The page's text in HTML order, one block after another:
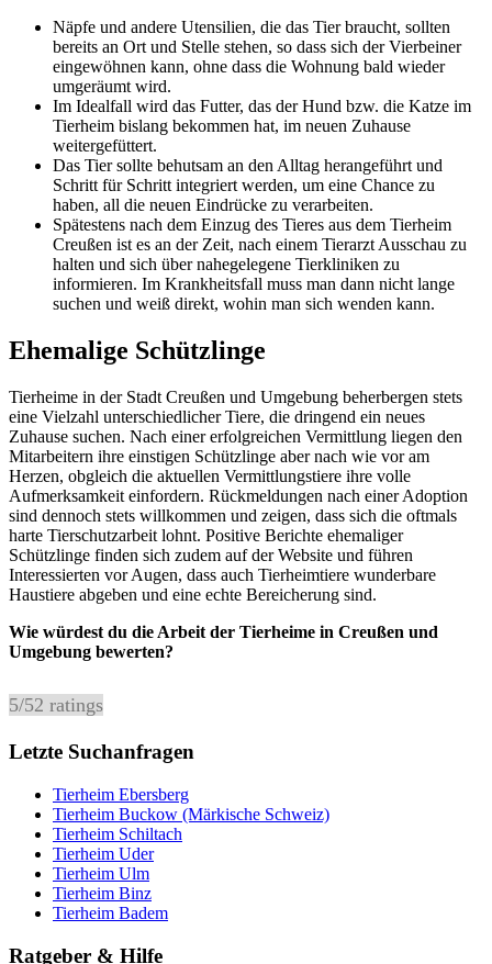
Näpfe und andere Utensilien, die das Tier braucht, sollten
bereits an Ort und Stelle stehen, so dass sich der Vierbeiner
eingewöhnen kann, ohne dass die Wohnung bald wieder
umgeräumt wird.
Im Idealfall wird das Futter, das der Hund bzw. die Katze im
Tierheim bislang bekommen hat, im neuen Zuhause
weitergefüttert.
Das Tier sollte behutsam an den Alltag herangeführt und
Schritt für Schritt integriert werden, um eine Chance zu
haben, all die neuen Eindrücke zu verarbeiten.
Spätestens nach dem Einzug des Tieres aus dem Tierheim
Creußen ist es an der Zeit, nach einem Tierarzt Ausschau zu
halten und sich über nahegelegene Tierkliniken zu
informieren. Im Krankheitsfall muss man dann nicht lange
suchen und weiß direkt, wohin man sich wenden kann.
Ehemalige Schützlinge
Tierheime in der Stadt Creußen und Umgebung beherbergen stets
eine Vielzahl unterschiedlicher Tiere, die dringend ein neues
Zuhause suchen. Nach einer erfolgreichen Vermittlung liegen den
Mitarbeitern ihre einstigen Schützlinge aber nach wie vor am
Herzen, obgleich die aktuellen Vermittlungstiere ihre volle
Aufmerksamkeit einfordern. Rückmeldungen nach einer Adoption
sind dennoch stets willkommen und zeigen, dass sich die oftmals
harte Tierschutzarbeit lohnt. Positive Berichte ehemaliger
Schützlinge finden sich zudem auf der Website und führen
Interessierten vor Augen, dass auch Tierheimtiere wunderbare
Haustiere abgeben und eine echte Bereicherung sind.
Wie würdest du die Arbeit der Tierheime in Creußen und
Umgebung bewerten?
5/52 ratings
Letzte Suchanfragen
Tierheim Ebersberg
Tierheim Buckow (Märkische Schweiz)
Tierheim Schiltach
Tierheim Uder
Tierheim Ulm
Tierheim Binz
Tierheim Badem
Ratgeber & Hilfe